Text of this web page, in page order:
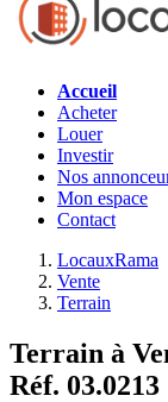
Accueil
Acheter
Louer
Investir
Nos
Mon espace
Contact
LocauxRama
Vente
Terrain
Terrain à
Réf. 03.0213